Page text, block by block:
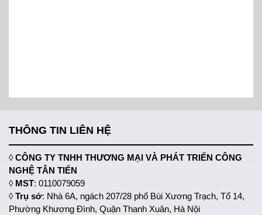
THÔNG TIN LIÊN HỆ
◊CÔNG TY TNHH THƯƠNG MẠI VÀ PHÁT TRIỂN CÔNG
NGHỆ TÂN TIẾN
◊ MST: 0110079059
◊Trụ sở: Nhà 6A, ngách 207/28 phố Bùi Xương Trạch, Tổ 14,
Phường Khương Đình, Quận Thanh Xuân, Hà Nội